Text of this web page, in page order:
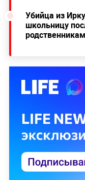
Убийца из
школьницу